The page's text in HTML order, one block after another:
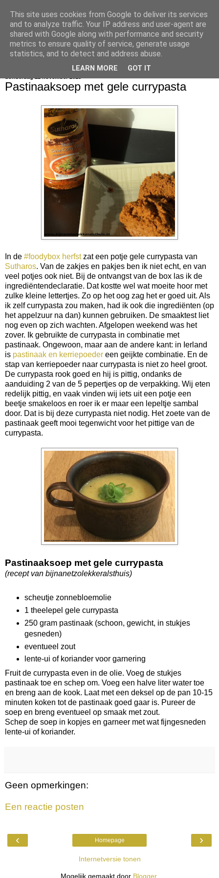
bijna net zo lekker als thuis
Pastinaaksoep met gele currypasta
In de #foodybox herfstzat een potje gele currypasta van
Sutharos. Van de zakjes en pakjes ben ik niet echt, en van
veel potjes ook niet. Bij de ontvangst van de box las ik de
ingrediëntendeclaratie. Dat kostte wel wat moeite hoor met
zulke kleine lettertjes. Zo op het oog zag het er goed uit. Als
ik zelf currypasta zou maken, had ik ook die ingrediënten (op
het appelzuur na dan) kunnen gebruiken. De smaaktest liet
nog even op zich wachten. Afgelopen weekend was het
zover. Ik gebruikte de currypasta in combinatie met
pastinaak. Ongewoon, maar aan de andere kant: in Ierland
is pastinaak en kerriepoeder een geijkte combinatie. En de
stap van kerriepoeder naar currypasta is niet zo heel groot.
De currypasta rook goed en hij is pittig, ondanks de
aanduiding 2 van de 5 pepertjes op de verpakking. Wij eten
redelijk pittig, en vaak vinden wij iets uit een potje een
beetje smakeloos en roer ik er maar een lepeltje sambal
door. Dat is bij deze currypasta niet nodig. Het zoete van de
pastinaak geeft mooi tegenwicht voor het pittige van de
currypasta.
Pastinaaksoep met gele currypasta
(recept van bijnanetzolekkeralsthuis)
scheutje zonnebloemolie
1 theelepel gele currypasta
250 gram pastinaak (schoon, gewicht, in stukjes
gesneden)
eventueel zout
lente-ui of koriander voor garnering
Fruit de currypasta even in de olie. Voeg de stukjes
pastinaak toe en schep om. Voeg een halve liter water toe
en breng aan de kook. Laat met een deksel op de pan 10-15
minuten koken tot de pastinaak goed gaar is. Pureer de
soep en breng eventueel op smaak met zout.
Schep de soep in kopjes en garneer met wat fijngesneden
lente-ui of koriander.
Geen opmerkingen:
Een reactie posten
‹ ›
Homepage
Internetversie tonen
Mogelijk gemaakt door Blogger.
This site uses cookies from Google to deliver its services
and to analyze traffic. Your IP address and user-agent are
shared with Google along with performance and security
metrics to ensure quality of service, generate usage
statistics, and to detect and address abuse.
LEARN MORE GOT IT